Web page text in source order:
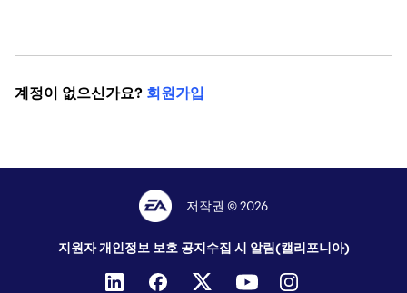
계정이 없으신가요? 회원가입
저작권 © 2026
지원자 개인정보 보호 공지수집 시 알림(캘리포니아)